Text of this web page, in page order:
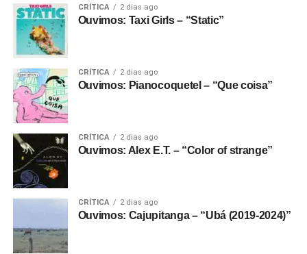
CRÍTICA 2 dias ago
Ouvimos: Taxi Girls – “Static”
CRÍTICA 2 dias ago
Ouvimos: Pianocoquetel – “Que coisa”
CRÍTICA 2 dias ago
Ouvimos: Alex E.T. – “Color of strange”
CRÍTICA 2 dias ago
Ouvimos: Cajupitanga – “Ubá (2019-2024)”